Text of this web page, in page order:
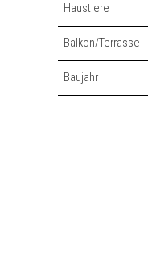
Haustiere
Balkon/Terrasse
Baujahr